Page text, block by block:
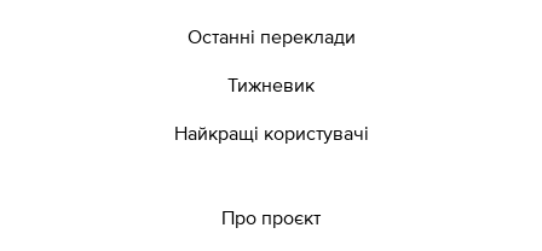
Останні переклади
Тижневик
Найкращі користувачі
Про проєкт